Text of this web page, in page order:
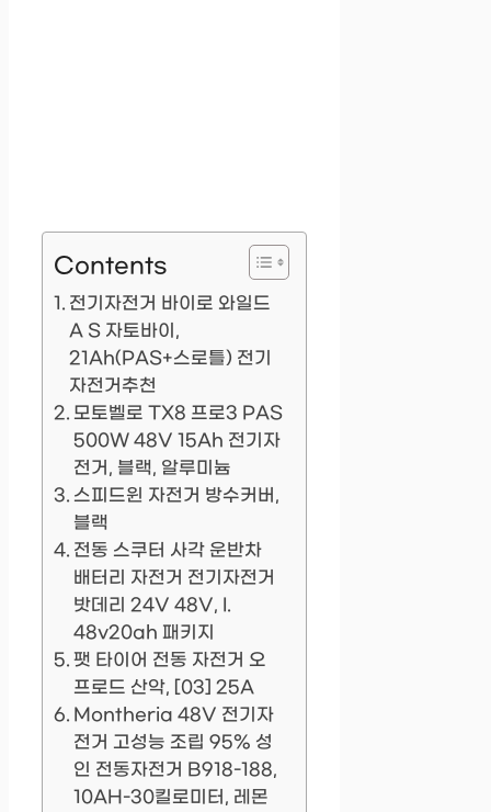
Contents
전기자전거 바이로 와일드
A S 자토바이,
21Ah(PAS+스로틀) 전기
자전거추천
모토벨로 TX8 프로3 PAS
500W 48V 15Ah 전기자
전거, 블랙, 알루미늄
스피드윈 자전거 방수커버,
블랙
전동 스쿠터 사각 운반차
배터리 자전거 전기자전거
밧데리 24V 48V, I.
48v20ah 패키지
팻 타이어 전동 자전거 오
프로드 산악, [03] 25A
Montheria 48V 전기자
전거 고성능 조립 95% 성
인 전동자전거 B918-188,
10AH-30킬로미터, 레몬